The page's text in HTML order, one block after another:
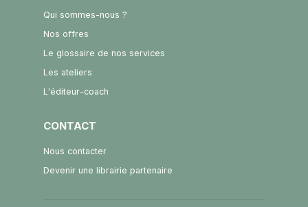
Qui sommes-nous ?
Nos offres
Le glossaire de nos services
Les ateliers
L'éditeur-coach
CONTACT
Nous contacter
Devenir une librairie partenaire